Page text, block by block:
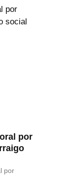
por
por